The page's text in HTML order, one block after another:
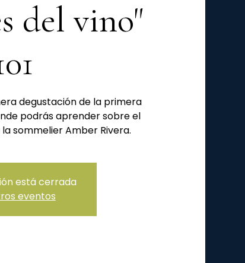
del vino"
degustación de la primera
podrás aprender sobre el
está cerrada
eventos